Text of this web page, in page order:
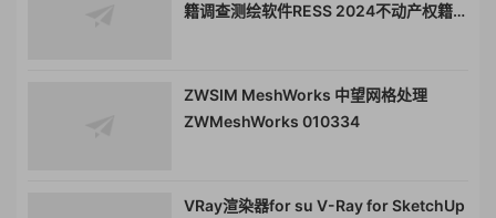
籍调查测绘软件RESS 2024不动产权籍调
ZWSIM MeshWorks 中望网格处理
ZWMeshWorks 010334
VRay渲染器for su V-Ray for SketchUp